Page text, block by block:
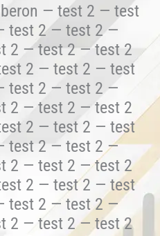
— test 2 — test
test 2 — test 2 —
2 — test 2 — test 2
2 — test 2 — test
test 2 — test 2 —
2 — test 2 — test 2
2 — test 2 — test
test 2 — test 2 —
2 — test 2 — test 2
2 — test 2 — test
test 2 — test 2 —
2 — test 2 — test 2